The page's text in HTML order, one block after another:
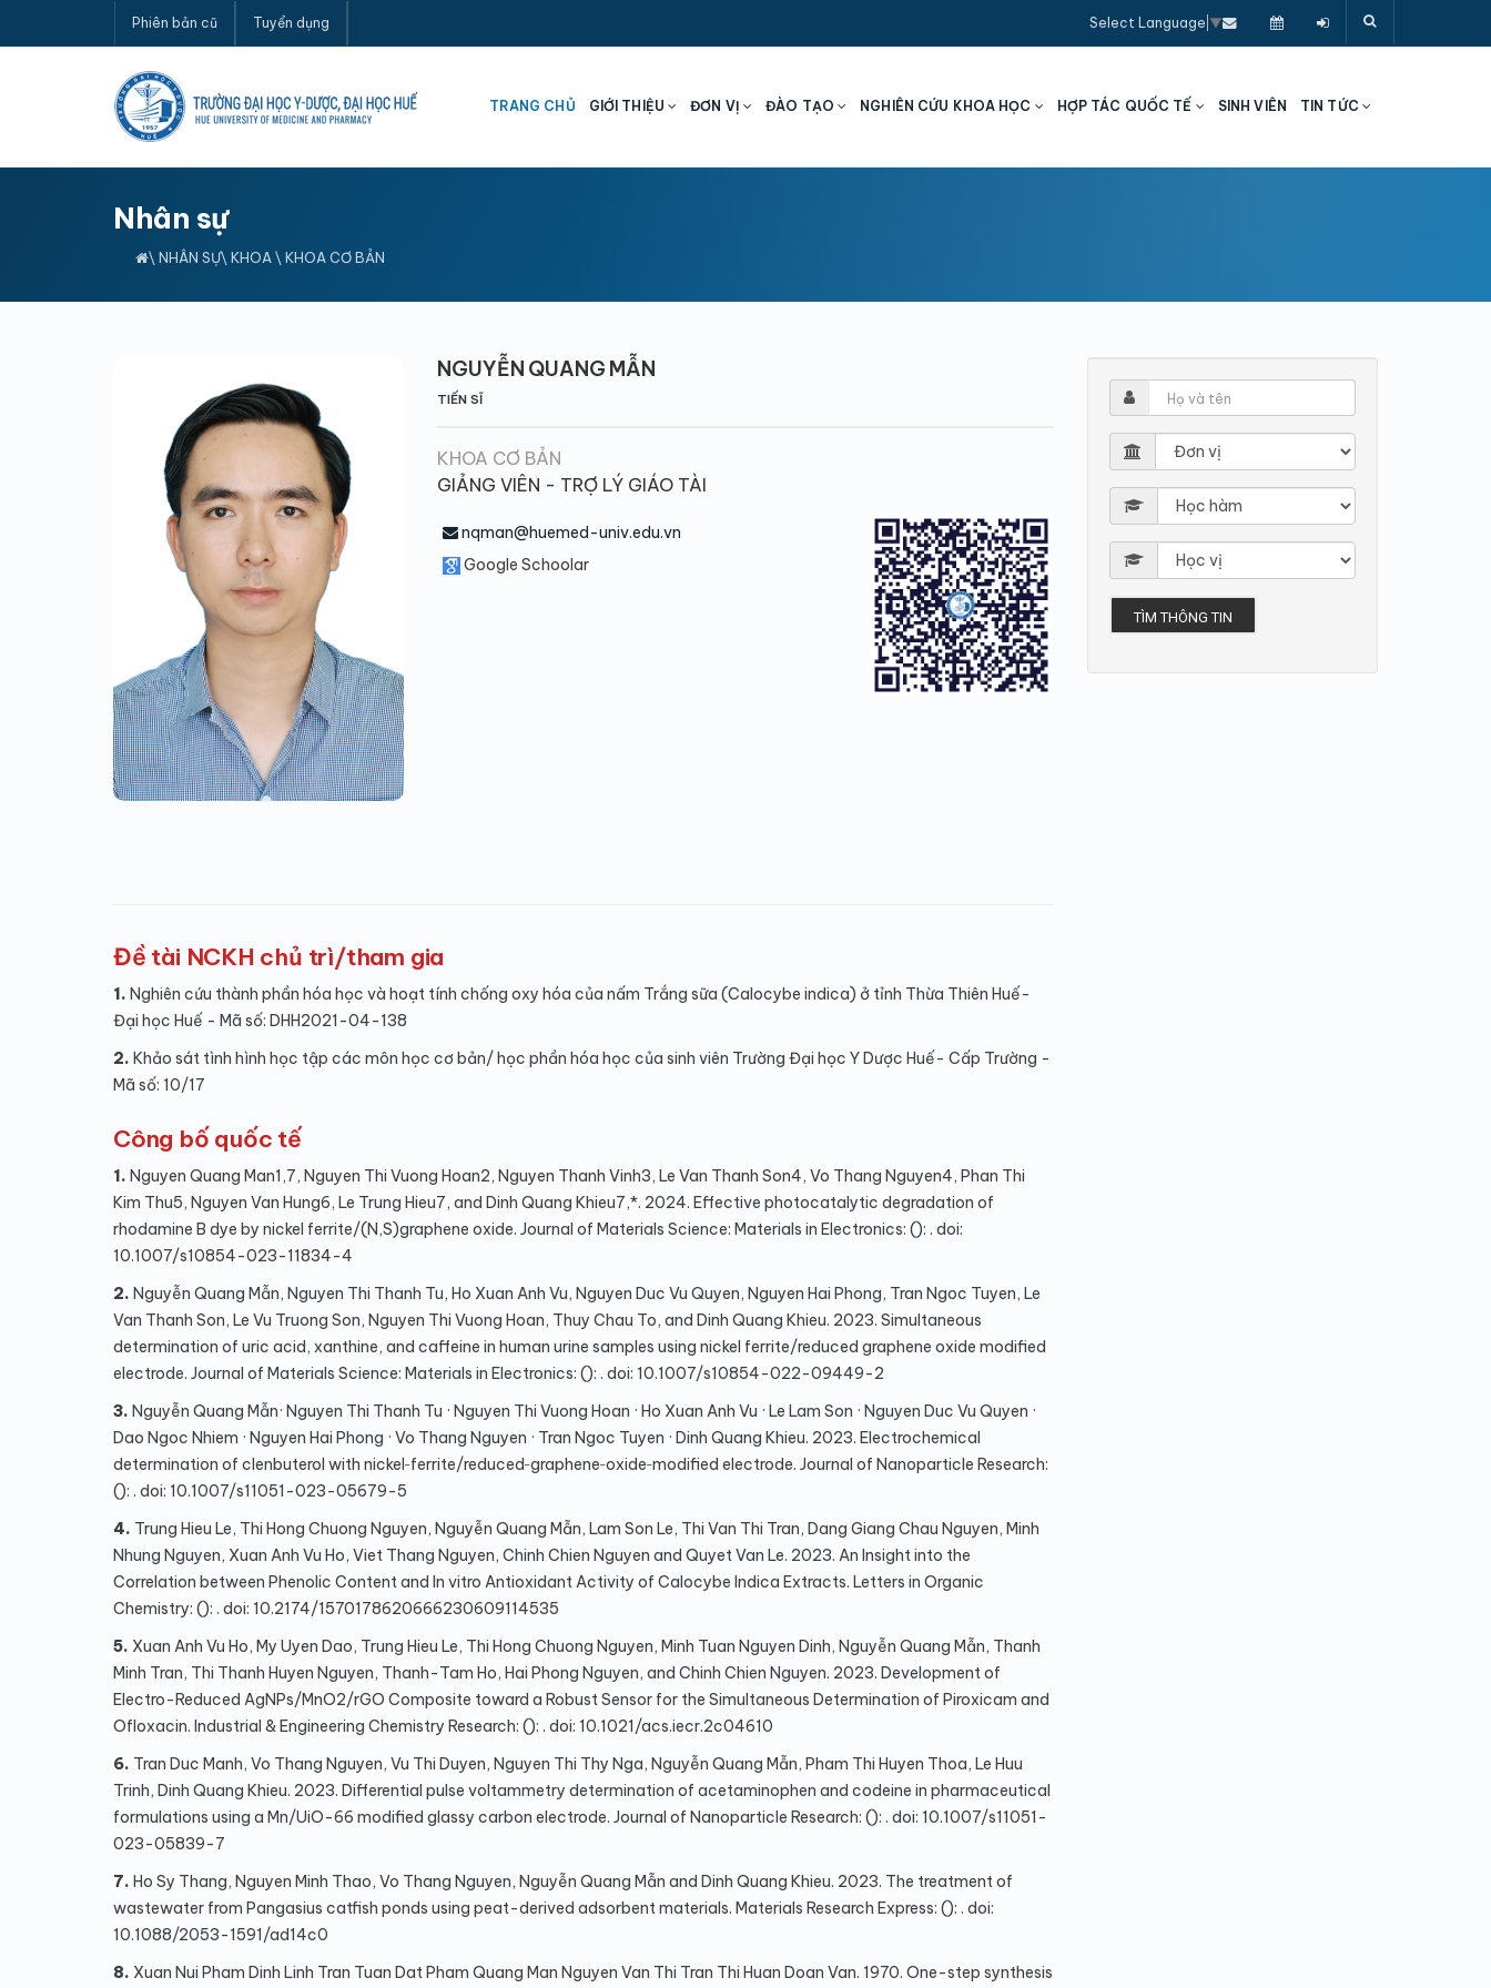
Phiên bản cũ Tuyển dụng Select Language ▼
TRANG CHỦ GIỚI THIỆU ĐƠN VỊ ĐÀO TẠO NGHIÊN CỨU KHOA HỌC HỢP TÁC QUỐC TẾ SINH VIÊN TIN TỨC
Nhân sự
\ NHÂN SỰ\ KHOA\ KHOA CƠ BẢN
NGUYỄN QUANG MẪN
TIẾN SĨ
KHOA CƠ BẢN
GIẢNG VIÊN - TRỢ LÝ GIÁO TÀI
nqman@huemed-univ.edu.vn
Google Schoolar
Đề tài NCKH chủ trì/tham gia
1. Nghiên cứu thành phần hóa học và hoạt tính chống oxy hóa của nấm Trắng sữa (Calocybe indica) ở tỉnh Thừa Thiên Huế-
Đại học Huế - Mã số: DHH2021-04-138
2. Khảo sát tình hình học tập các môn học cơ bản/ học phần hóa học của sinh viên Trường Đại học Y Dược Huế- Cấp Trường -
Mã số: 10/17
Công bố quốc tế
1. Nguyen Quang Man1,7, Nguyen Thi Vuong Hoan2, Nguyen Thanh Vinh3, Le Van Thanh Son4, Vo Thang Nguyen4, Phan Thi
Kim Thu5, Nguyen Van Hung6, Le Trung Hieu7, and Dinh Quang Khieu7,*. 2024. Effective photocatalytic degradation of
rhodamine B dye by nickel ferrite/(N,S)graphene oxide. Journal of Materials Science: Materials in Electronics: (): . doi:
10.1007/s10854-023-11834-4
2. Nguyễn Quang Mẫn, Nguyen Thi Thanh Tu, Ho Xuan Anh Vu, Nguyen Duc Vu Quyen, Nguyen Hai Phong, Tran Ngoc Tuyen, Le
Van Thanh Son, Le Vu Truong Son, Nguyen Thi Vuong Hoan, Thuy Chau To, and Dinh Quang Khieu. 2023. Simultaneous
determination of uric acid, xanthine, and caffeine in human urine samples using nickel ferrite/reduced graphene oxide modified
electrode. Journal of Materials Science: Materials in Electronics: (): . doi: 10.1007/s10854-022-09449-2
3. Nguyễn Quang Mẫn· Nguyen Thi Thanh Tu · Nguyen Thi Vuong Hoan · Ho Xuan Anh Vu · Le Lam Son · Nguyen Duc Vu Quyen ·
Dao Ngoc Nhiem · Nguyen Hai Phong · Vo Thang Nguyen · Tran Ngoc Tuyen · Dinh Quang Khieu. 2023. Electrochemical
determination of clenbuterol with nickel‑ferrite/reduced‑graphene‑oxide‑modified electrode. Journal of Nanoparticle Research:
(): . doi: 10.1007/s11051-023-05679-5
4. Trung Hieu Le, Thi Hong Chuong Nguyen, Nguyễn Quang Mẫn, Lam Son Le, Thi Van Thi Tran, Dang Giang Chau Nguyen, Minh
Nhung Nguyen, Xuan Anh Vu Ho, Viet Thang Nguyen, Chinh Chien Nguyen and Quyet Van Le. 2023. An Insight into the
Correlation between Phenolic Content and In vitro Antioxidant Activity of Calocybe Indica Extracts. Letters in Organic
Chemistry: (): . doi: 10.2174/1570178620666230609114535
5. Xuan Anh Vu Ho, My Uyen Dao, Trung Hieu Le, Thi Hong Chuong Nguyen, Minh Tuan Nguyen Dinh, Nguyễn Quang Mẫn, Thanh
Minh Tran, Thi Thanh Huyen Nguyen, Thanh-Tam Ho, Hai Phong Nguyen, and Chinh Chien Nguyen. 2023. Development of
Electro-Reduced AgNPs/MnO2/rGO Composite toward a Robust Sensor for the Simultaneous Determination of Piroxicam and
Ofloxacin. Industrial & Engineering Chemistry Research: (): . doi: 10.1021/acs.iecr.2c04610
6. Tran Duc Manh, Vo Thang Nguyen, Vu Thi Duyen, Nguyen Thi Thy Nga, Nguyễn Quang Mẫn, Pham Thi Huyen Thoa, Le Huu
Trinh, Dinh Quang Khieu. 2023. Differential pulse voltammetry determination of acetaminophen and codeine in pharmaceutical
formulations using a Mn/UiO-66 modified glassy carbon electrode. Journal of Nanoparticle Research: (): . doi: 10.1007/s11051-
023-05839-7
7. Ho Sy Thang, Nguyen Minh Thao, Vo Thang Nguyen, Nguyễn Quang Mẫn and Dinh Quang Khieu. 2023. The treatment of
wastewater from Pangasius catfish ponds using peat-derived adsorbent materials. Materials Research Express: (): . doi:
10.1088/2053-1591/ad14c0
8. Xuan Nui Pham Dinh Linh Tran Tuan Dat Pham Quang Man Nguyen Van Thi Tran Thi Huan Doan Van. 1970. One-step synthesis
TÌM THÔNG TIN